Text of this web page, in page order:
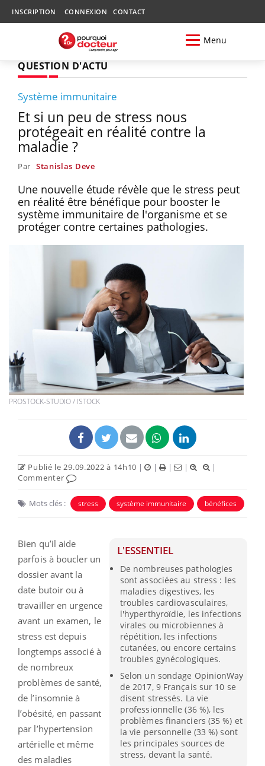
INSCRIPTION CONNEXION CONTACT
Menu
QUESTION D'ACTU
Système immunitaire
Et si un peu de stress nous
protégeait en réalité contre la
maladie ?
Par Stanislas Deve
Une nouvelle étude révèle que le stress peut
en réalité être bénéfique pour booster le
système immunitaire de l'organisme et se
protéger contre certaines pathologies.
PROSTOCK-STUDIO / ISTOCK
Publié le 29.09.2022 à 14h10 | | | |
|
Commenter
Mots clés : stress système immunitaire bénéfices
L'ESSENTIEL
De nombreuses pathologies
sont associées au stress : les
maladies digestives, les
troubles cardiovasculaires,
l'hyperthyroïdie, les infections
virales ou microbiennes à
répétition, les infections
cutanées, ou encore certains
troubles gynécologiques.
Selon un sondage OpinionWay
de 2017, 9 Français sur 10 se
disent stressés. La vie
professionnelle (36 %), les
problèmes financiers (35 %) et
la vie personnelle (33 %) sont
les principales sources de
stress, devant la santé.
Bien qu’il aide
parfois à boucler un
dossier avant la
date butoir ou à
travailler en urgence
avant un examen, le
stress est depuis
longtemps associé à
de nombreux
problèmes de santé,
de l’insomnie à
l’obésité, en passant
par l’hypertension
artérielle et même
des maladies